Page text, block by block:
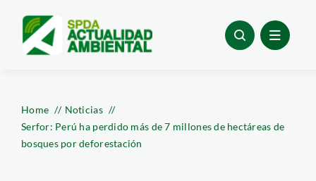
content
Home
Noticias
Serfor: Perú ha perdido más de 7 millones de hectáreas de
bosques por deforestación